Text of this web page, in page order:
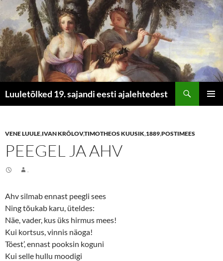
Luuletõlked 19. sajandi eesti ajalehtedest
VENE LUULE,IVAN KRÕLOV,TIMOTHEOS KUUSIK,1889,POSTIMEES
PEEGEL JA AHV
Ahv silmab ennast peegli sees
Ning tõukab karu, üteldes:
Näe, vader, kus üks hirmus mees!
Kui kortsus, vinnis näoga!
Töest’, ennast pooksin koguni
Kui selle hullu moodigi